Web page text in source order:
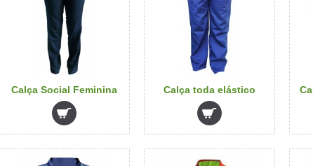
Calça Social Feminina Calça toda elástico